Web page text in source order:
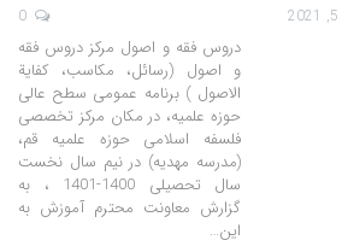
دروس فقه و اصول مرکز دروس فقه
و اصول (رسائل، مکاسب، کفایة
الاصول ) برنامه عمومی سطح عالی
حوزه علمیه، در مکان مرکز تخصصی
فلسفه اسلامی حوزه علمیه قم،
(مدرسه مهدیه) در نیم سال نخست
سال تحصیلی 1400-1401 ، به
گزارش معاونت محترم آموزش به
این…